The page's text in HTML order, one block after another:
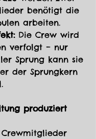
benötigt die
arbeiten.
Die Crew wird
verfolgt – nur
Sprung kann sie
der Sprungkern
produziert